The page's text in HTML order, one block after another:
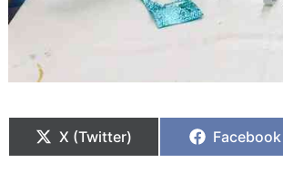
en
X (Twitter)
en
Facebook
en
en